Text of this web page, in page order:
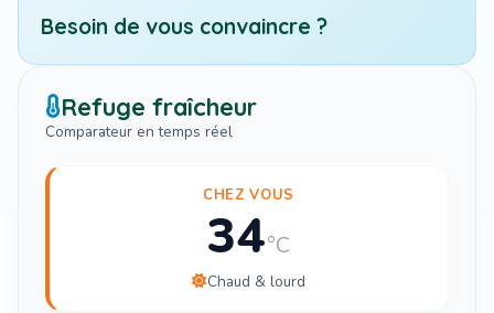
Besoin de vous convaincre ?
Refuge fraîcheur
Comparateur en temps réel
CHEZ VOUS
34°C
Chaud & lourd